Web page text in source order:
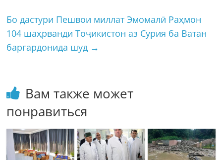
Бо дастури Пешвои миллат Эмомалӣ Раҳмон
104 шаҳрванди Тоҷикистон аз Сурия ба Ватан
баргардонида шуд →
Вам также может
понравиться